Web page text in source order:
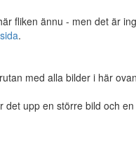
fliken ännu - men det är
.
med alla bilder i här
det upp en större bild och